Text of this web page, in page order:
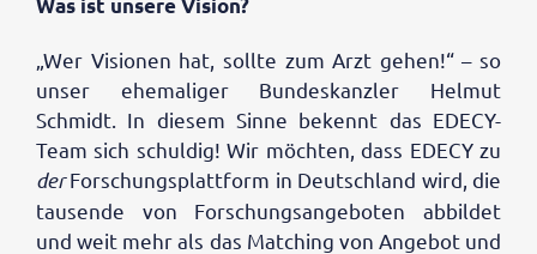
„Wer Visionen hat, sollte zum Arzt gehen!“ – so
unser ehemaliger Bundeskanzler Helmut
Schmidt. In diesem Sinne bekennt das EDECY-
Team sich schuldig! Wir möchten, dass EDECY zu
derForschungsplattform in Deutschland wird, die
tausende von Forschungsangeboten abbildet
und weit mehr als das Matching von Angebot und